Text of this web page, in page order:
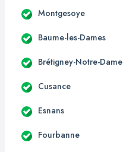
Montgesoye
Baume-les-Dames
Brétigney-Notre-Dame
Cusance
Esnans
Fourbanne